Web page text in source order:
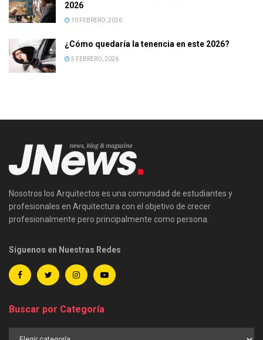
2026
10 FEBRERO, 2026
¿Cómo quedaría la tenencia en este 2026?
5 FEBRERO, 2026
Nosotros los Arquitectos es una comunidad de estudiantes y
profesionales en Arquitectura con el objetivo de crecer
profesionalmente pero principalmente como persona.
Síguenos en Nuestras Redes
Buscar por Categoría